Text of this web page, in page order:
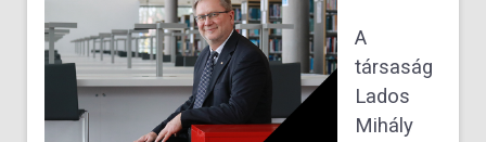
A
társaság
Lados
Mihály